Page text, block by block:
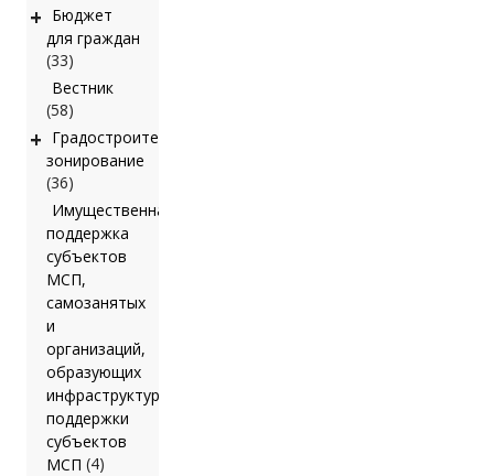
+ Бюджет
для граждан
(33)
Вестник
(58)
+ Градостроительное
зонирование
(36)
Имущественная
поддержка
субъектов
МСП,
самозанятых
и
организаций,
образующих
инфраструктуру
поддержки
субъектов
МСП (4)